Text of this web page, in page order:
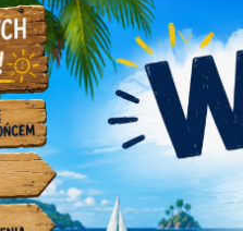
Robotyki
robotów Lego